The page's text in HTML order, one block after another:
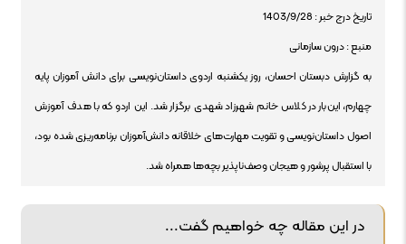
تاریخ درج خبر : 1403/9/28
منبع : درون سازمانی
به گزارش دبستان احسان، روز یکشنبه اردوی داستان‌نویسی برای دانش آموزان پایه
چهارم، این‌بار در کلاس خانم شهرزاد شهدی برگزار شد. این اردو که با هدف آموزش
اصول داستان‌نویسی و تقویت مهارت‌های خلاقانه دانش‌آموزان برنامه‌ریزی شده بود،
با استقبال پرشور و هیجان وصف‌ناپذیر بچه‌ها همراه شد.
در این مقاله چه خواهیم گفت...